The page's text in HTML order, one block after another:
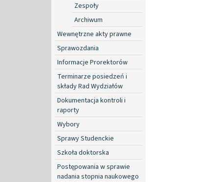
Zespoły
Archiwum
Wewnętrzne akty prawne
Sprawozdania
Informacje Prorektorów
Terminarze posiedzeń i
składy Rad Wydziałów
Dokumentacja kontroli i
raporty
Wybory
Sprawy Studenckie
Szkoła doktorska
Postępowania w sprawie
nadania stopnia naukowego